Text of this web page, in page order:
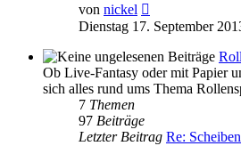
von nickel
Beitrag
Dienstag 17. September
Ob Live-Fantasy oder mit Papier
sich alles rund ums Thema
7 Themen
97 Beiträge
Letzter Beitrag Re: